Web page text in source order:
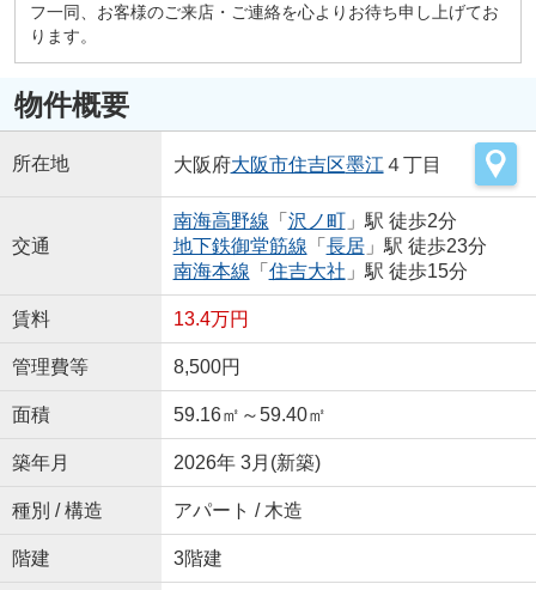
フ一同、お客様のご来店・ご連絡を心よりお待ち申し上げてお
ります。
物件概要
所在地 大阪府大阪市住吉区墨江 ４丁目
交通
南海高野線 「 沢ノ町」駅 徒歩2分
地下鉄御堂筋線 「 長居」駅 徒歩23分
南海本線 「 住吉大社 」駅 徒歩15分
賃料 13.4万円
管理費等 8,500円
面積 59.16㎡～59.40㎡
築年月 2026年 3月(新築)
種別 / 構造 アパート / 木造
階建 3階建